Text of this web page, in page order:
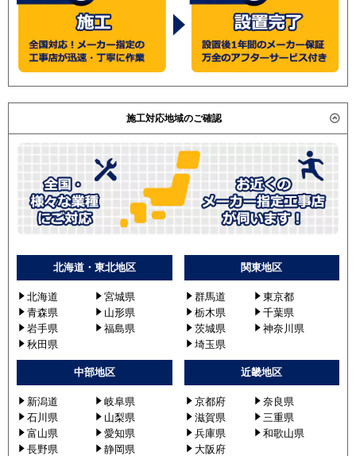
施工対応地域のご確認
北海道・東北地区
北海道
宮城県
青森県
山形県
岩手県
福島県
秋田県
関東地区
群馬道
東京都
栃木県
千葉県
茨城県
神奈川県
埼玉県
中部地区
新潟道
岐阜県
石川県
山梨県
富山県
愛知県
長野県
静岡県
近畿地区
京都府
奈良県
滋賀県
三重県
兵庫県
和歌山県
大阪府